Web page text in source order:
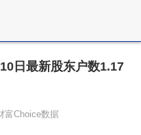
日最新股东户数1.17
富Choice数据